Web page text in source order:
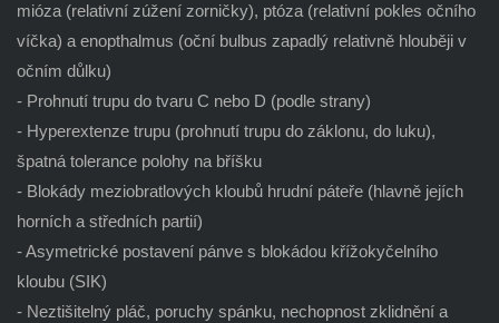
mióza (relativní zúžení zorničky), ptóza (relativní pokles očního
víčka) a enopthalmus (oční bulbus zapadlý relativně hlouběji v
očním důlku)
- Prohnutí trupu do tvaru C nebo D (podle strany)
- Hyperextenze trupu (prohnutí trupu do záklonu, do luku),
špatná tolerance polohy na bříšku
- Blokády meziobratlových kloubů hrudní páteře (hlavně jejích
horních a středních partií)
- Asymetrické postavení pánve s blokádou křížokyčelního
kloubu (SIK)
- Neztišitelný pláč, poruchy spánku, nechopnost zklidnění a